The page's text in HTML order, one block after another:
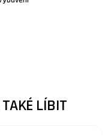
LÍBIT